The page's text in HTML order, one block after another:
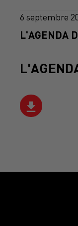
6 septembre
L'AGENDA